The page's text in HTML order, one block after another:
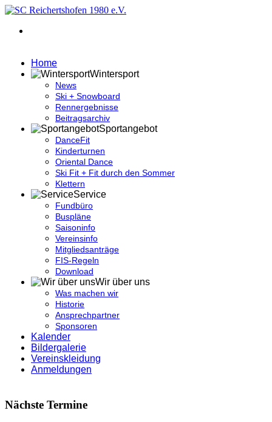
Home
Wintersport
News
Ski + Snowboard
Rennergebnisse
Beitragsarchiv
Sportangebot
DanceFit
Kinderturnen
Oriental Dance
Ski Fit + Fit durch den Sommer
Klettern
Service
Fundbüro
Buspläne
Saisoninfo
Vereinsinfo
Mitgliedsanträge
FIS-Regeln
Download
Wir über uns
Was machen wir
Historie
Ansprechpartner
Sponsoren
Kalender
Bildergalerie
Vereinskleidung
Anmeldungen
Nächste Termine